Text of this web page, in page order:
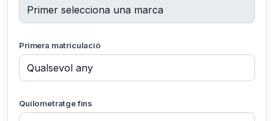
Primera matriculació
Quilometratge fins